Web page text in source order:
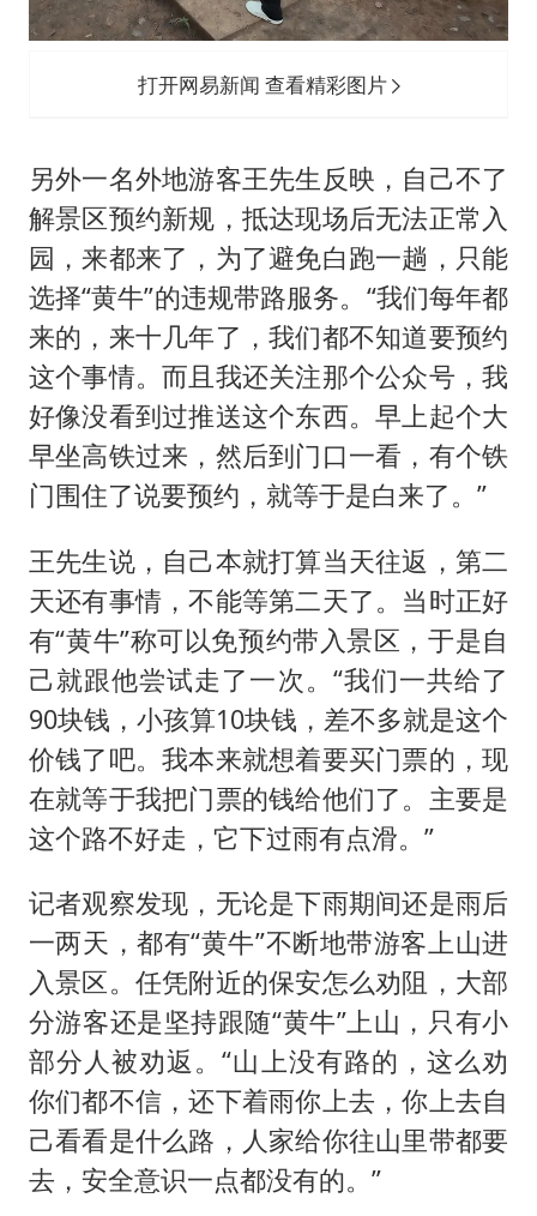
打开网易新闻 查看精彩图片
另外一名外地游客王先生反映，自己不了
解景区预约新规，抵达现场后无法正常入
园，来都来了，为了避免白跑一趟，只能
选择“黄牛”的违规带路服务。“我们每年都
来的，来十几年了，我们都不知道要预约
这个事情。而且我还关注那个公众号，我
好像没看到过推送这个东西。早上起个大
早坐高铁过来，然后到门口一看，有个铁
门围住了说要预约，就等于是白来了。”
王先生说，自己本就打算当天往返，第二
天还有事情，不能等第二天了。当时正好
有“黄牛”称可以免预约带入景区，于是自
己就跟他尝试走了一次。“我们一共给了
90块钱，小孩算10块钱，差不多就是这个
价钱了吧。我本来就想着要买门票的，现
在就等于我把门票的钱给他们了。主要是
这个路不好走，它下过雨有点滑。”
记者观察发现，无论是下雨期间还是雨后
一两天，都有“黄牛”不断地带游客上山进
入景区。任凭附近的保安怎么劝阻，大部
分游客还是坚持跟随“黄牛”上山，只有小
部分人被劝返。“山上没有路的，这么劝
你们都不信，还下着雨你上去，你上去自
己看看是什么路，人家给你往山里带都要
去，安全意识一点都没有的。”